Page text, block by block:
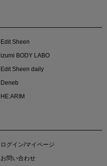
Edit Sheen
izumi BODY LABO
Edit Sheen daily
Deneb
HE:ARIM
ログイン/マイページ
お問い合わせ